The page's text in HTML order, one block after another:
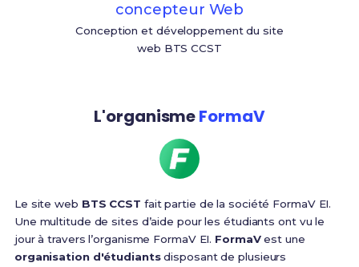
concepteur Web
Conception et développement du site
web BTS CCST
L'organismeFormaV
Le site web BTS CCST fait partie de la société FormaV EI.
Une multitude de sites d’aide pour les étudiants ont vu le
jour à travers l’organisme FormaV EI. FormaVest une
organisation d'étudiantsdisposant de plusieurs